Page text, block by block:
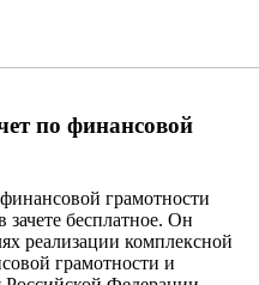
по финансовой
грамотности
зачете бесплатное. Он
реализации комплексной
грамотности и